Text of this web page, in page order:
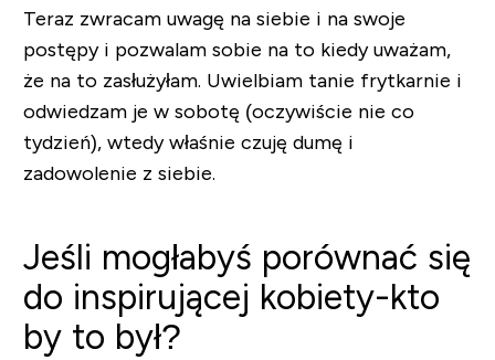
Teraz zwracam uwagę na siebie i na swoje
postępy i pozwalam sobie na to kiedy uważam,
że na to zasłużyłam. Uwielbiam tanie frytkarnie i
odwiedzam je w sobotę (oczywiście nie co
tydzień), wtedy właśnie czuję dumę i
zadowolenie z siebie.
Jeśli mogłabyś porównać się
do inspirującej kobiety-kto
by to był?